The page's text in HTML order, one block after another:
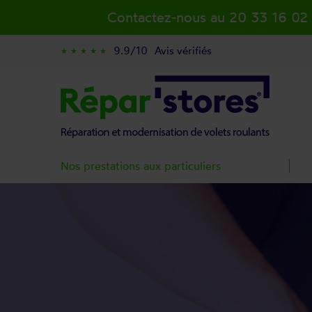
Contactez-nous au 20 33 16
star_rate star_rate star_rate star_rate star_rate 9.9/10 Avis vérifiés
Nos prestations aux particuliers